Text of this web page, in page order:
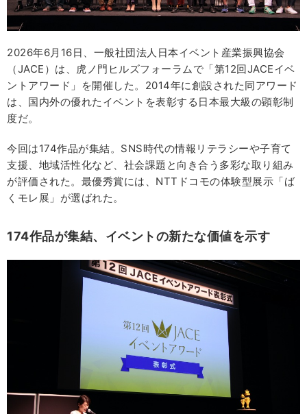
2026年6月16日、一般社団法人日本イベント産業振興協会
（JACE）は、虎ノ門ヒルズフォーラムで「第12回JACEイベ
ントアワード」を開催した。2014年に創設された同アワード
は、国内外の優れたイベントを表彰する日本最大級の顕彰制
度だ。
今回は174作品が集結。SNS時代の情報リテラシーや子育て
支援、地域活性化など、社会課題と向き合う多彩な取り組み
が評価された。最優秀賞には、NTTドコモの体験型展示「ば
くモレ展」が選ばれた。
174作品が集結、イベントの新たな価値を示す